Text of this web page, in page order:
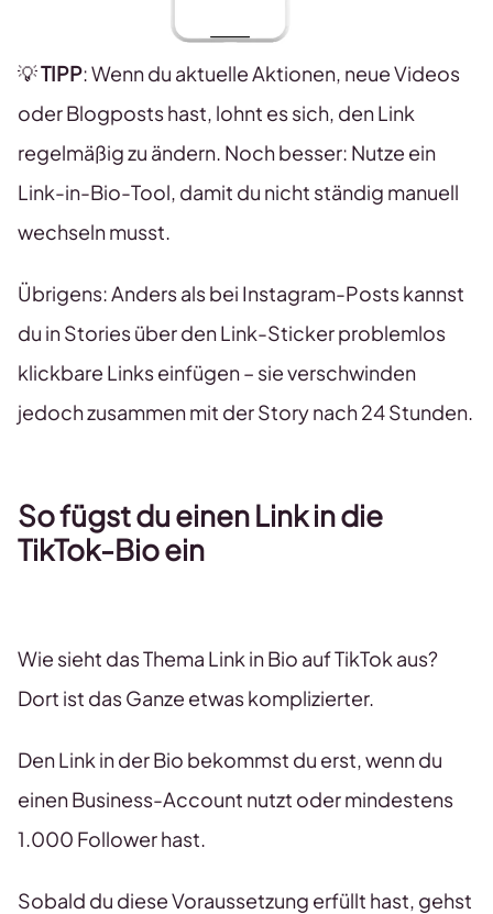
💡TIPP: Wenn du aktuelle Aktionen, neue Videos
oder Blogposts hast, lohnt es sich, den Link
regelmäßig zu ändern. Noch besser: Nutze ein
Link-in-Bio-Tool, damit du nicht ständig manuell
wechseln musst.
Übrigens: Anders als bei Instagram-Posts kannst
du in Stories über den Link-Sticker problemlos
klickbare Links einfügen – sie verschwinden
jedoch zusammen mit der Story nach 24 Stunden.
So fügst du einen Link in die
TikTok-Bio ein
Wie sieht das Thema Link in Bio auf TikTok aus?
Dort ist das Ganze etwas komplizierter.
Den Link in der Bio bekommst du erst, wenn du
einen Business-Account nutzt oder mindestens
1.000 Follower hast.
Sobald du diese Voraussetzung erfüllt hast, gehst